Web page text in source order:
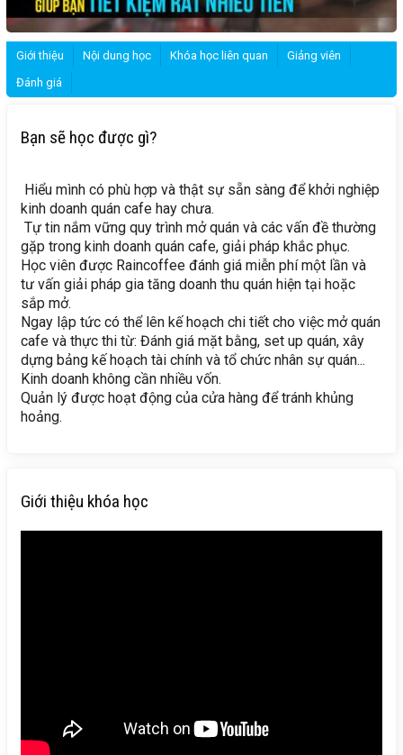
Giới thiệu Nội dung học Khóa học liên quan
Giảng viên
Đánh giá
Bạn sẽ học được gì?
Hiểu mình có phù hợp và thật sự sẵn sàng để khởi nghiệp
kinh doanh quán cafe hay chưa.
Tự tin nắm vững quy trình mở quán và các vấn đề thường
gặp trong kinh doanh quán cafe, giải pháp khắc phục.
Học viên được Raincoffee đánh giá miễn phí một lần và
tư vấn giải pháp gia tăng doanh thu quán hiện tại hoặc
sắp mở.
Ngay lập tức có thể lên kế hoạch chi tiết cho việc mở quán
cafe và thực thi từ: Đánh giá mặt bằng, set up quán, xây
dựng bảng kế hoạch tài chính và tổ chức nhân sự quán...
Kinh doanh không cần nhiều vốn.
Quản lý được hoạt động của cửa hàng để tránh khủng
hoảng.
Giới thiệu khóa học